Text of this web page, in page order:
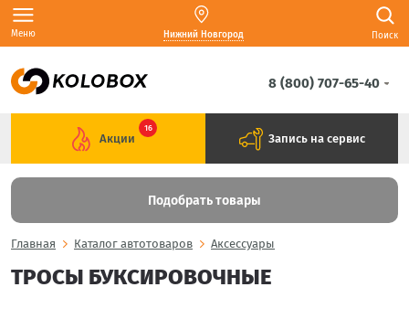
Меню Нижний Новгород Поиск
8 (800) 707-65-40
Акции
16
Запись на сервис
Подобрать товары
Главная Каталог автотоваров Аксессуары
ТРОСЫ БУКСИРОВОЧНЫЕ